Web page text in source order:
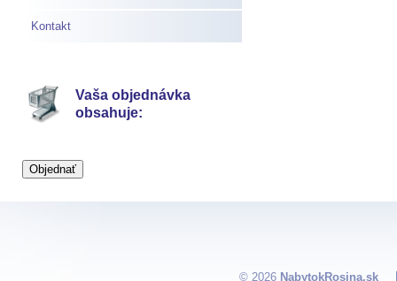
Kontakt
Vaša objednávka
obsahuje:
© 2026 NabytokRosina.sk